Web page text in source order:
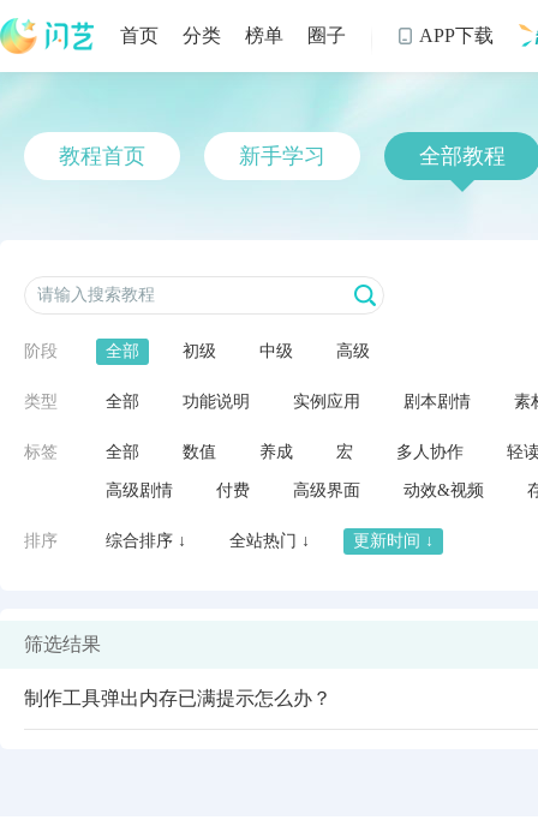
首页 分类 榜单 圈子  APP下载
教程首页 新手学习 全部教程
阶段 全部 初级 中级 高级
类型 全部 功能说明 实例应用 剧本剧情 素
标签 全部 数值 养成 宏 多人协作 轻
高级剧情 付费 高级界面 动效&视频
排序 综合排序 ↓ 全站热门 ↓ 更新时间 ↓
筛选结果
制作工具弹出内存已满提示怎么办？